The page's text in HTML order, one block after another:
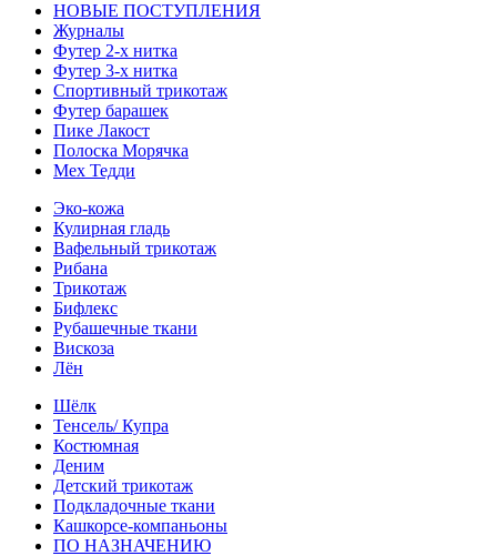
НОВЫЕ ПОСТУПЛЕНИЯ
Журналы
Футер 2-х нитка
Футер 3-х нитка
Спортивный трикотаж
Футер барашек
Пике Лакост
Полоска Морячка
Мех Тедди
Эко-кожа
Кулирная гладь
Вафельный трикотаж
Рибана
Трикотаж
Бифлекс
Рубашечные ткани
Вискоза
Лён
Шёлк
Тенсель/ Купра
Костюмная
Деним
Детский трикотаж
Подкладочные ткани
Кашкорсе-компаньоны
ПО НАЗНАЧЕНИЮ